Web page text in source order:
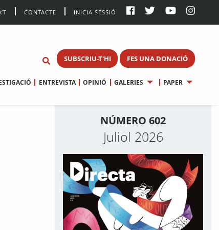
CONTACTE INICIA SESSIÓ
SUBSCRIU-T'HI FES UNA DONACIÓ
ENTREVISTA OPINIÓ GALERIES PAPER
NÚMERO 602
Juliol 2026